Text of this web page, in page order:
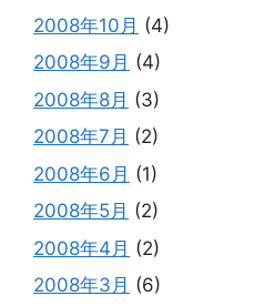
2008年10月 (4)
2008年9月 (4)
2008年8月 (3)
2008年7月 (2)
2008年6月 (1)
2008年5月 (2)
2008年4月 (2)
2008年3月 (6)